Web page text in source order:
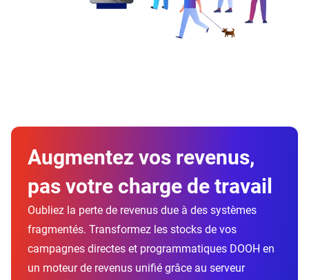
Augmentez vos revenus,
pas votre charge de travail
Oubliez la perte de revenus due à des systèmes
fragmentés. Transformez les stocks de vos
campagnes directes et programmatiques DOOH en
un moteur de revenus unifié grâce au serveur